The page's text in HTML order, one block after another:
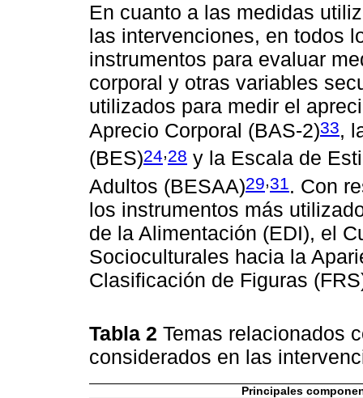
En cuanto a las medidas
las intervenciones, en todos
instrumentos para evaluar
corporal y otras variables
utilizados para medir el
Aprecio Corporal (BAS-2)33,
(BES)24,28 y la Escala de
Adultos (BESAA)29,31. Con
los instrumentos más
de la Alimentación (EDI), el
Socioculturales hacia la
Clasificación de Figuras
Tabla 2 Temas relacionados
considerados en las
Principales